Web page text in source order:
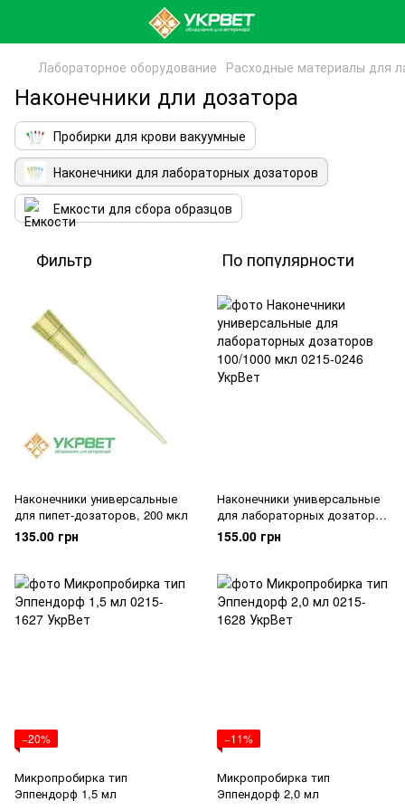
Лабораторное оборудование Расходные материалы для
Наконечники дли дозатора
Пробирки для крови вакуумные
Наконечники для лабораторных дозаторов
Емкости для сбора образцов
Фильтр По популярности
Наконечники универсальные
для пипет-дозаторов, 200 мкл
135.00 грн
Наконечники универсальные
для лабораторных дозаторов
100/1000 мкл
155.00 грн
−20%
Микропробирка тип
Эппендорф 1,5 мл
−11%
Микропробирка тип
Эппендорф 2,0 мл